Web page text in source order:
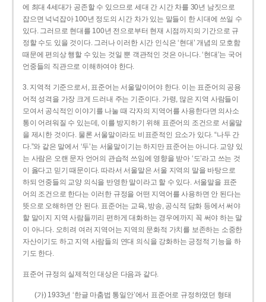
에 최대 4세대가 공존할 수 있으므로 세대 간 시간 차를 30년 남짓으로
잡으면 넉넉잡아 100년 정도의 시간 차가 있는 말들이 한 시대에 쓰일 수
있다. 그러므로 현대를 100년 전으로부터 현재 시점까지의 기간으로 규
정할 수도 있을 것이다. 그러나 이러한 시간 인식은 ‘현대’ 개념의 모호함
때문에 편의상 행할 수 있는 것일 뿐 객관적인 것은 아니다. ‘현대’는 국어
언중들의 직관으로 이해하여야 한다.
3. 지역적 기준으로서, 표준어는 서울말이어야 한다. 이는 표준어의 공용
어적 성격을 가장 크게 드러내 주는 기준이다. 가령, 많은 지역 사람들이
모여서 공식적인 이야기를 나눌 때 각자의 지역어를 사용한다면 의사소
통이 어려워질 수 있는데, 이를 방지하기 위해 표준어의 조건으로 서울말
을 제시한 것이다. 물론 서울말이라도 비표준적인 요소가 있다. “나두 간
다.”와 같은 말에서 ‘두’는 서울말이기는 하지만 표준어는 아니다. 교양 있
는 사람은 오랜 문자 언어의 관습적 쓰임에 영향을 받아 ‘도’라고 쓰는 것
이 옳다고 믿기 때문이다. 따라서 서울말은 서울 지역의 말을 바탕으로
하되 언중들의 교양 의식을 반영한 말이라고 할 수 있다. 서울말을 표준
어의 조건으로 한다는 이러한 규정을 어떤 지역어를 사용하면 안 된다는
뜻으로 오해하면 안 된다. 표준어는 교육, 방송, 공식적 담화 등에서 써야
할 말이지 지역 사람들끼리 편하게 대화하는 경우에까지 꼭 써야 하는 말
이 아니다. 오히려 여러 지역어는 지역의 문화적 가치를 보존하는 소중한
자산이기도 하고 지역 사람들의 연대 의식을 강화하는 긍정적 기능을 하
기도 한다.
표준어 규정의 실제적인 대상은 다음과 같다.
(가) 1933년 ‘한글 마춤법 통일안’에서 표준어로 규정하였던 형태